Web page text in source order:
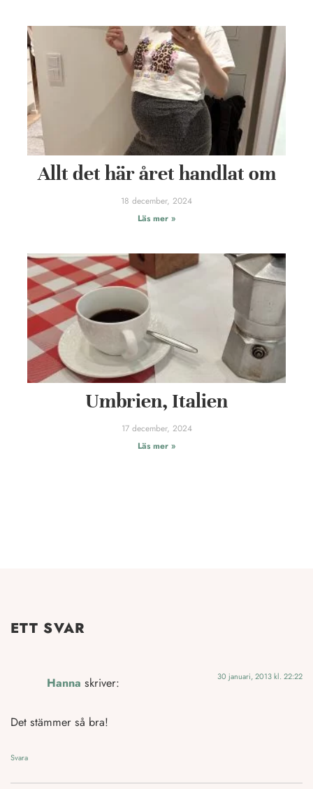
Allt det här året handlat om
18 december, 2024
Läs mer »
Umbrien, Italien
17 december, 2024
Läs mer »
ETT SVAR
Hanna skriver: 30 januari, 2013 kl. 22:22
Det stämmer så bra!
Svara